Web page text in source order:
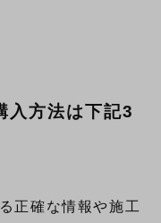
入方法は下記3
正確な情報や施工